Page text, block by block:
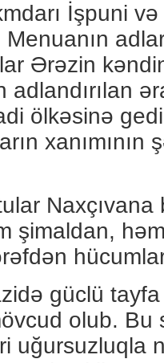
İşpuni
Ərəzin
adlandırılan
ölkəsinə
xanımının
Naxçıvana
şimaldan,
güclü tayfa
olub. Bu
uğursuzluqla